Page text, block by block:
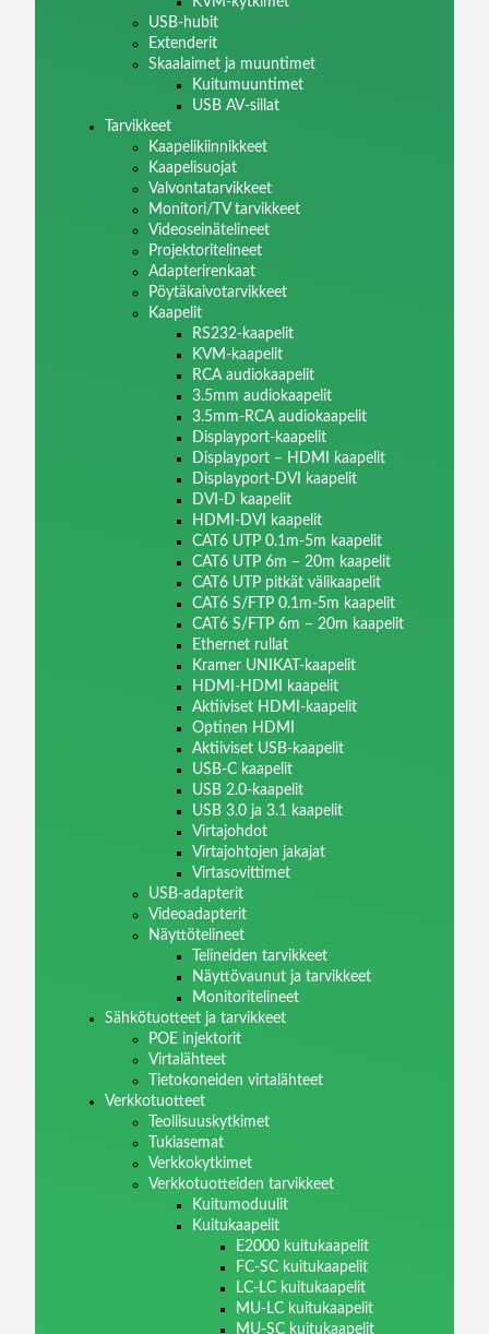
USB-hubit
Extenderit
Skaalaimet ja muuntimet
Kuitumuuntimet
USB AV-sillat
Tarvikkeet
Kaapelikiinnikkeet
Kaapelisuojat
Valvontatarvikkeet
Monitori/TV tarvikkeet
Videoseinätelineet
Projektoritelineet
Adapterirenkaat
Pöytäkaivotarvikkeet
Kaapelit
RS232-kaapelit
KVM-kaapelit
RCA audiokaapelit
3.5mm audiokaapelit
3.5mm-RCA audiokaapelit
Displayport-kaapelit
Displayport – HDMI kaapelit
Displayport-DVI kaapelit
DVI-D kaapelit
HDMI-DVI kaapelit
CAT6 UTP 0.1m-5m kaapelit
CAT6 UTP 6m – 20m kaapelit
CAT6 UTP pitkät välikaapelit
CAT6 S/FTP 0.1m-5m kaapelit
CAT6 S/FTP 6m – 20m kaapelit
Ethernet rullat
Kramer UNIKAT-kaapelit
HDMI-HDMI kaapelit
Aktiiviset HDMI-kaapelit
Optinen HDMI
Aktiiviset USB-kaapelit
USB-C kaapelit
USB 2.0-kaapelit
USB 3.0 ja 3.1 kaapelit
Virtajohdot
Virtajohtojen jakajat
Virtasovittimet
USB-adapterit
Videoadapterit
Näyttötelineet
Telineiden tarvikkeet
Näyttövaunut ja tarvikkeet
Monitoritelineet
Sähkötuotteet ja tarvikkeet
POE injektorit
Virtalähteet
Tietokoneiden virtalähteet
Verkkotuotteet
Teollisuuskytkimet
Tukiasemat
Verkkokytkimet
Verkkotuotteiden tarvikkeet
Kuitumoduulit
Kuitukaapelit
E2000 kuitukaapelit
FC-SC kuitukaapelit
LC-LC kuitukaapelit
MU-LC kuitukaapelit
MU-SC kuitukaapelit